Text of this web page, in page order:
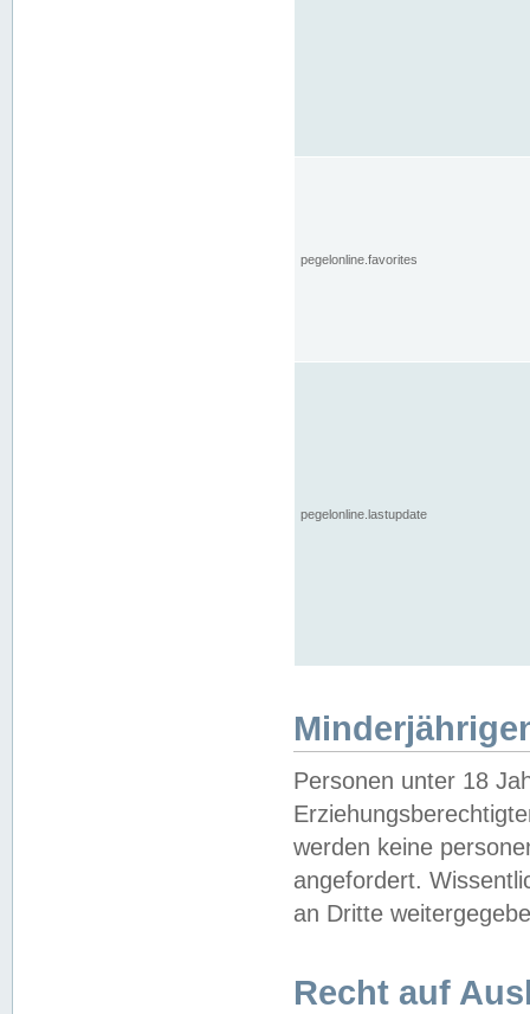
pegelonline.favorites
pegelonline.lastupdate
Personen unter 18
werden keine
angefordert.
an Dritte
Recht auf